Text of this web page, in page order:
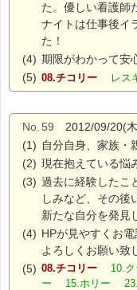
た。優しい看護師
ナイトは仕事後イ
た！
(4) 期限がわかって安
(5) 08.チコリー レス
No. 59 2012/09/20(
(1) 自分自身、家族・
(2) 現在抱えている悩
(3) 過去に経験したこ
しみなど、その後
新たな自分を発見
(4) HPが見やすくお
よろしくお願い致
(5) 08.チコリー
10.
ー 15.ホリー 23.